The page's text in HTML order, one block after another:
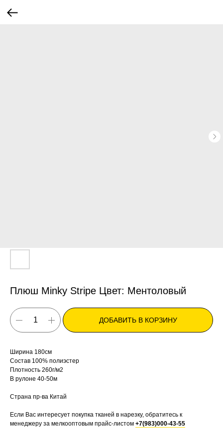
Плюш Minky Stripe Цвет: Ментоловый
ДОБАВИТЬ В КОРЗИНУ
Ширина 180см
Состав 100% полиэстер
Плотность 260г/м2
В рулоне 40-50м
Страна пр-ва Китай
Если Вас интересует покупка тканей в нарезку, обратитесь к
менеджеру за мелкооптовым прайс-листом +7(983)000-43-55